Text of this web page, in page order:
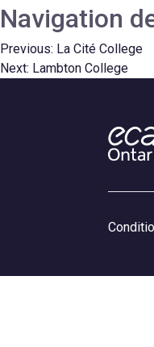
Navigation
Previous: La Cité College
Next: Lambton College